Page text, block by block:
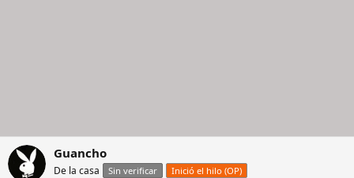
Guancho
De la casa Sin verificar Inició el hilo (OP)